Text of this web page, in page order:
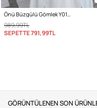
989,99TL
SEPETTE791,99TL
GÖRÜNTÜLENEN SON